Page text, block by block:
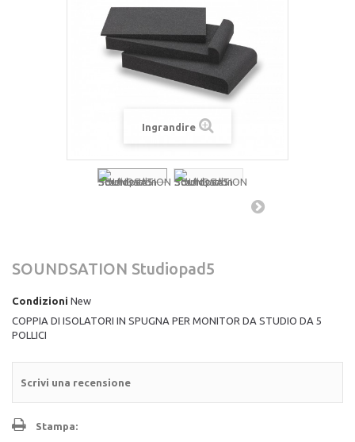
Ingrandire
SOUNDSATION Studiopad5
Condizioni New
COPPIA DI ISOLATORI IN SPUGNA PER MONITOR DA STUDIO DA 5
POLLICI
Scrivi una recensione
Stampa: